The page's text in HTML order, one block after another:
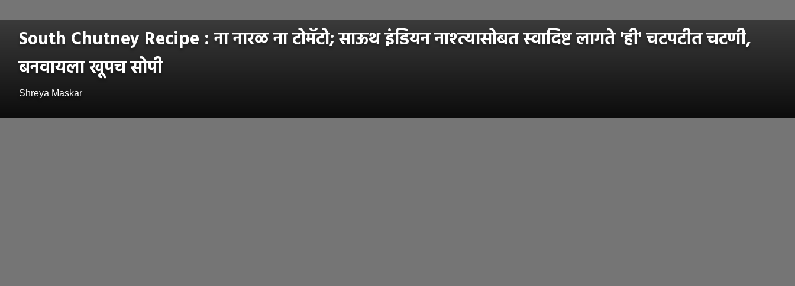
South Chutney Recipe : ना नारळ ना टोमॅटो; साऊथ इंडियन नाश्त्यासोबत स्वादिष्ट लागते 'ही' चटपटीत चटणी,
बनवायला खूपच सोपी
Shreya Maskar